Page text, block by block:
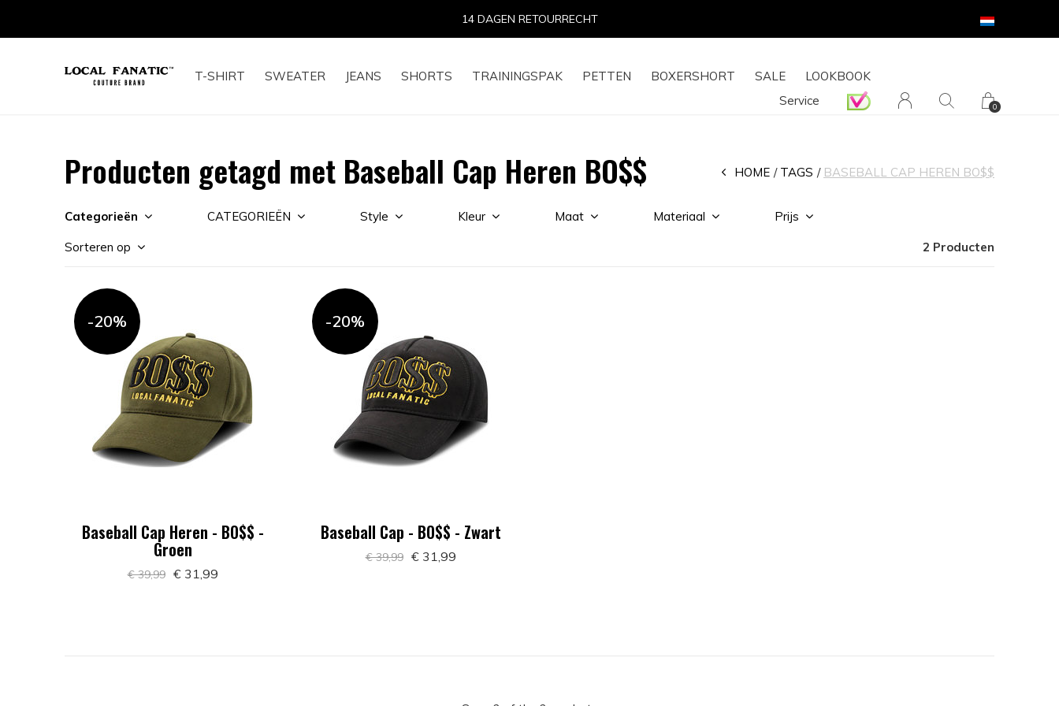
T-SHIRT SWEATER JEANS SHORTS TRAININGSPAK PETTEN BOXERSHORT SALE
LOOKBOOK
Service
0
14 DAGEN RETOURRECHT
Producten getagd met Baseball Cap Heren BO$$ HOME TAGS BASEBALL CAP HEREN BO$$
Categorieën CATEGORIEËN Style Kleur Maat Materiaal Prijs
Sorteren op 2 Producten
-20%
Baseball Cap Heren - BO$$ -
Groen
€ 39,99 € 31,99
-20%
Baseball Cap - BO$$ - Zwart
€ 39,99 € 31,99